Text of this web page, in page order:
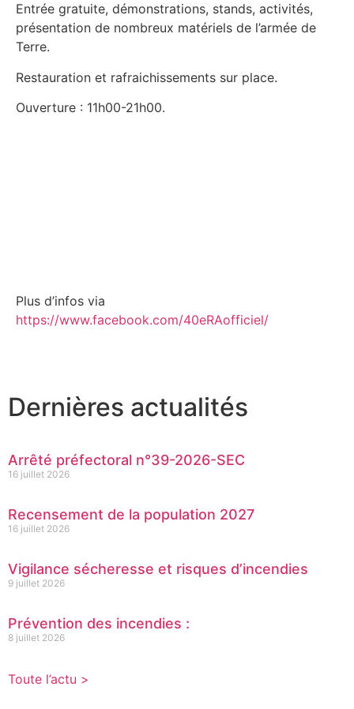
Entrée gratuite, démonstrations, stands, activités,
présentation de nombreux matériels de l’armée de
Terre.
Restauration et rafraichissements sur place.
Ouverture : 11h00-21h00.
Plus d’infos via
https://www.facebook.com/40eRAofficiel/
Dernières actualités
Arrêté préfectoral n°39-2026-SEC
16 juillet 2026
Recensement de la population 2027
16 juillet 2026
Vigilance sécheresse et risques d’incendies
9 juillet 2026
Prévention des incendies :
8 juillet 2026
Toute l’actu >